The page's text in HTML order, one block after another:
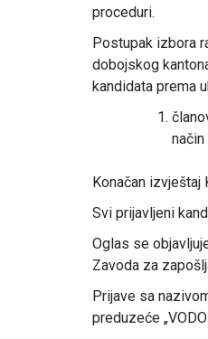
proceduri.
Postupak izbora
dobojskog
kandidata prema
Konačan
Svi prijavljeni
Oglas se
Zavoda za
Prijave sa
preduzeće